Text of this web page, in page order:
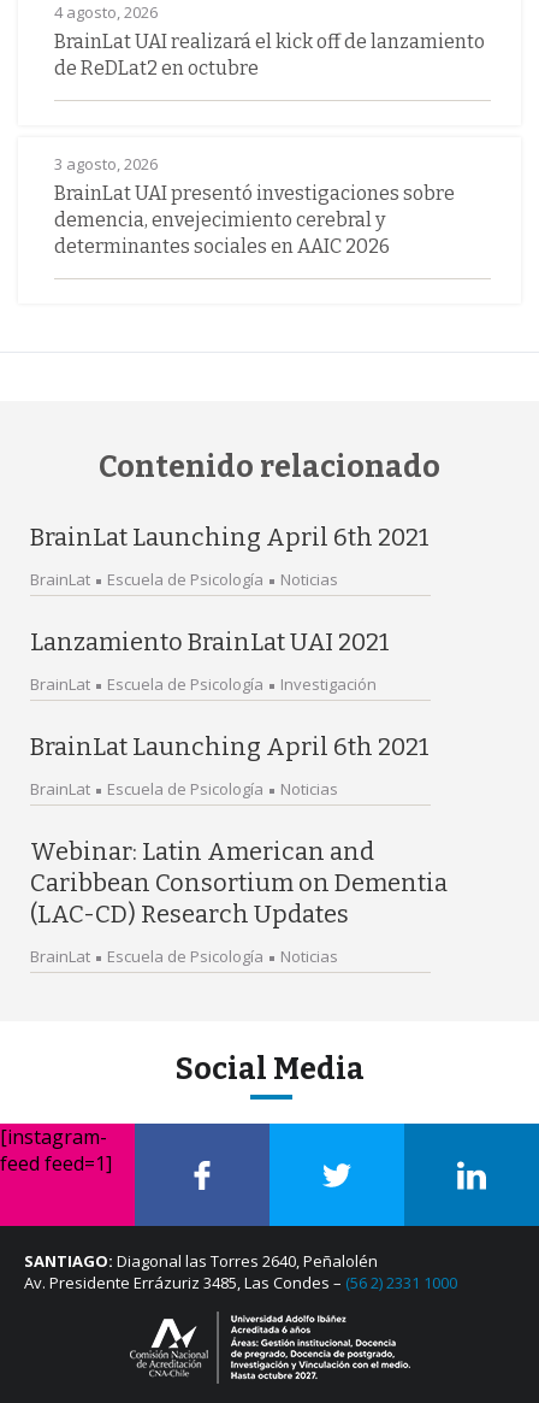
4 agosto, 2026
BrainLat UAI realizará el kick off de lanzamiento
de ReDLat2 en octubre
3 agosto, 2026
BrainLat UAI presentó investigaciones sobre
demencia, envejecimiento cerebral y
determinantes sociales en AAIC 2026
Contenido relacionado
BrainLat Launching April 6th 2021
BrainLat Escuela de Psicología Noticias
Lanzamiento BrainLat UAI 2021
BrainLat Escuela de Psicología Investigación
BrainLat Launching April 6th 2021
BrainLat Escuela de Psicología Noticias
Webinar: Latin American and
Caribbean Consortium on Dementia
(LAC-CD) Research Updates
BrainLat Escuela de Psicología Noticias
Social Media
[instagram-
feed feed=1]
SANTIAGO: Diagonal las Torres 2640, Peñalolén
Av. Presidente Errázuriz 3485, Las Condes – (56 2) 2331 1000